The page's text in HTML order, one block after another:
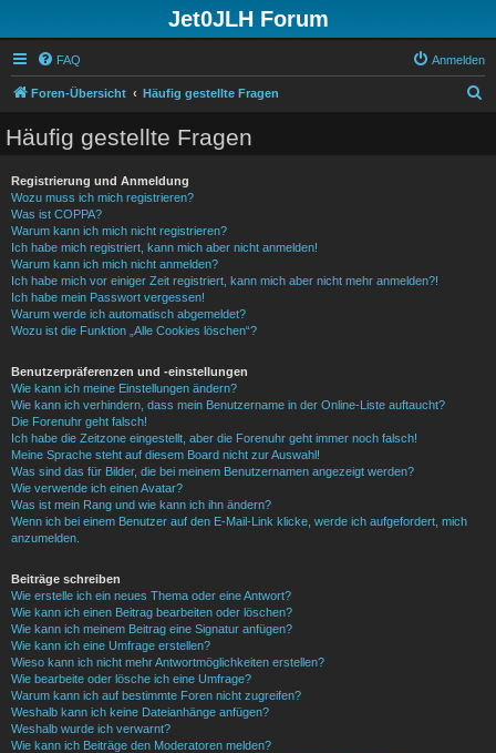
Jet0JLH Forum
FAQ Anmelden
Foren-Übersicht Häufig gestellte Fragen
Häufig gestellte Fragen
Registrierung und Anmeldung
Wozu muss ich mich registrieren?
Was ist COPPA?
Warum kann ich mich nicht registrieren?
Ich habe mich registriert, kann mich aber nicht anmelden!
Warum kann ich mich nicht anmelden?
Ich habe mich vor einiger Zeit registriert, kann mich aber nicht mehr anmelden?!
Ich habe mein Passwort vergessen!
Warum werde ich automatisch abgemeldet?
Wozu ist die Funktion „Alle Cookies löschen“?
Benutzerpräferenzen und -einstellungen
Wie kann ich meine Einstellungen ändern?
Wie kann ich verhindern, dass mein Benutzername in der Online-Liste auftaucht?
Die Forenuhr geht falsch!
Ich habe die Zeitzone eingestellt, aber die Forenuhr geht immer noch falsch!
Meine Sprache steht auf diesem Board nicht zur Auswahl!
Was sind das für Bilder, die bei meinem Benutzernamen angezeigt werden?
Wie verwende ich einen Avatar?
Was ist mein Rang und wie kann ich ihn ändern?
Wenn ich bei einem Benutzer auf den E-Mail-Link klicke, werde ich aufgefordert, mich
anzumelden.
Beiträge schreiben
Wie erstelle ich ein neues Thema oder eine Antwort?
Wie kann ich einen Beitrag bearbeiten oder löschen?
Wie kann ich meinem Beitrag eine Signatur anfügen?
Wie kann ich eine Umfrage erstellen?
Wieso kann ich nicht mehr Antwortmöglichkeiten erstellen?
Wie bearbeite oder lösche ich eine Umfrage?
Warum kann ich auf bestimmte Foren nicht zugreifen?
Weshalb kann ich keine Dateianhänge anfügen?
Weshalb wurde ich verwarnt?
Wie kann ich Beiträge den Moderatoren melden?